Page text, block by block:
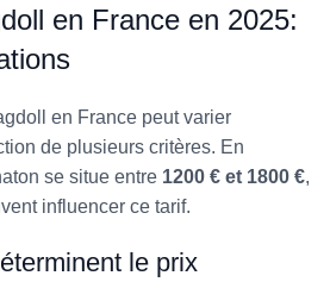
en France en 2025:
en France peut varier
de plusieurs critères. En
se situe entre 1200 € et 1800 €,
influencer ce tarif.
le prix